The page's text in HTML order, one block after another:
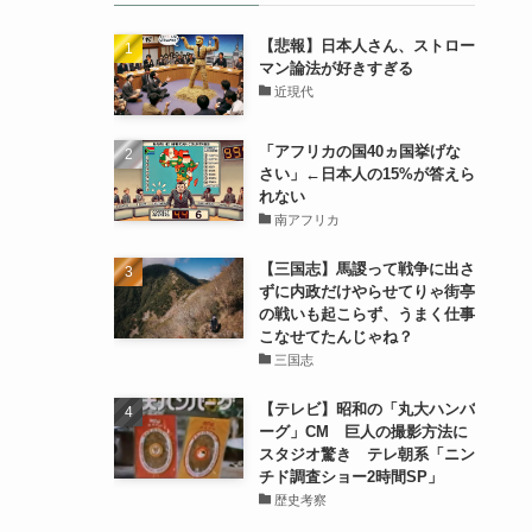
【悲報】日本人さん、ストロー
マン論法が好きすぎる
近現代
「アフリカの国40ヵ国挙げな
さい」←日本人の15%が答えら
れない
南アフリカ
【三国志】馬謖って戦争に出さ
ずに内政だけやらせてりゃ街亭
の戦いも起こらず、うまく仕事
こなせてたんじゃね？
三国志
【テレビ】昭和の「丸大ハンバ
ーグ」CM 巨人の撮影方法に
スタジオ驚き テレ朝系「ニン
チド調査ショー2時間SP」
歴史考察